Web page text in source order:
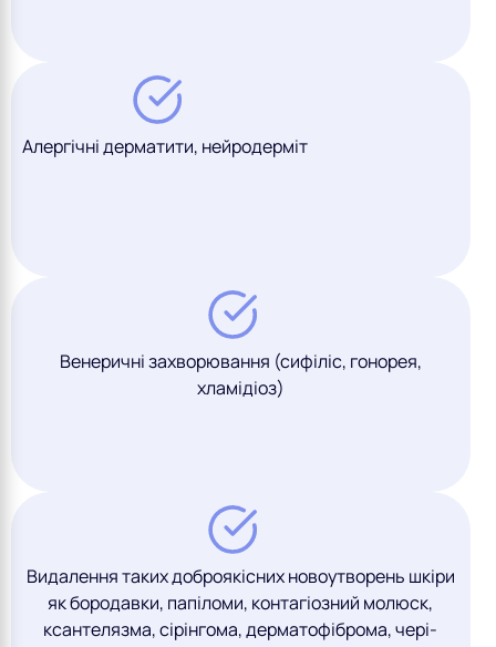
Алергічні дерматити, нейродерміт
Венеричні захворювання (сифіліс, гонорея,
хламідіоз)
Видалення таких доброякісних новоутворень шкіри
як бородавки, папіломи, контагіозний молюск,
ксантелязма, сірінгома, дерматофіброма, чері-